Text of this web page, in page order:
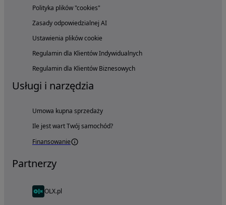
Polityka plików "cookies"
Zasady odpowiedzialnej AI
Ustawienia plików cookie
Regulamin dla Klientów Indywidualnych
Regulamin dla Klientów Biznesowych
Usługi i narzędzia
Umowa kupna sprzedaży
Ile jest wart Twój samochód?
Finansowanie
Partnerzy
OLX.pl